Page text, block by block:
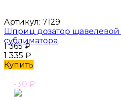
Артикул: 7129
Шприц дозатор щавелевой
сублиматора
1 365₽
1 335 ₽
Купить
-30 ₽